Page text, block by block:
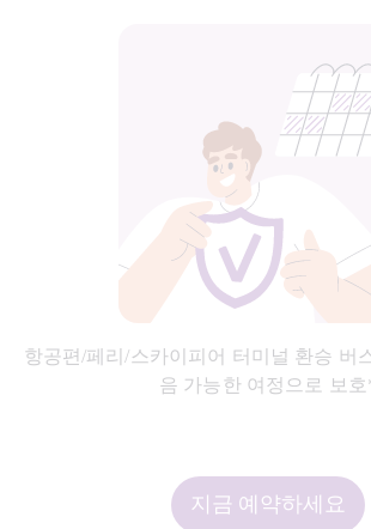
항공편/페리/스카이피어 터미널 환승 버
음 가능한 여정으로 보
지금 예약하세요